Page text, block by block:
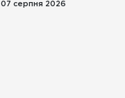
07 серпня 2026